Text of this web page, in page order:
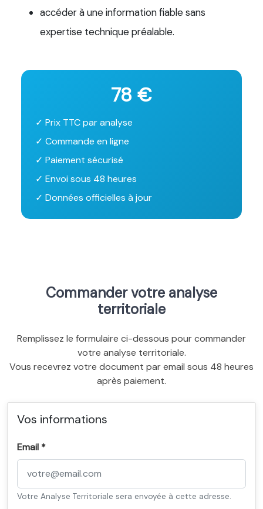
accéder à une information fiable sans
expertise technique préalable.
78 €
✓ Prix TTC par analyse
✓ Commande en ligne
✓ Paiement sécurisé
✓ Envoi sous 48 heures
✓ Données officielles à jour
Commander votre analyse
territoriale
Remplissez le formulaire ci-dessous pour commander
votre analyse territoriale.
Vous recevrez votre document par email sous 48 heures
après paiement.
Vos informations
Email *
Votre Analyse Territoriale sera envoyée à cette adresse.